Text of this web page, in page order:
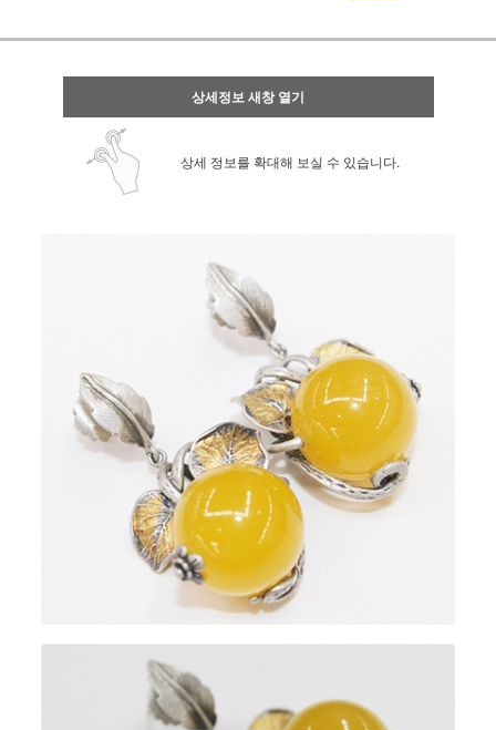
상세정보 새창 열기
상세 정보를 확대해 보실 수 있습니다.